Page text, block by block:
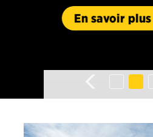
En savoir plus